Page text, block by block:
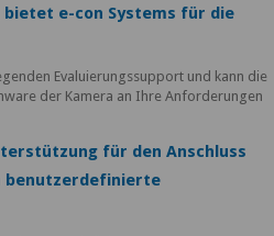
e-con Systems für die
Evaluierungssupport und kann die
der Kamera an Ihre Anforderungen
für den Anschluss
benutzerdefinierte